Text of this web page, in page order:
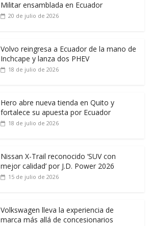
Militar ensamblada en Ecuador
20 de julio de 2026
Volvo reingresa a Ecuador de la mano de
Inchcape y lanza dos PHEV
18 de julio de 2026
Hero abre nueva tienda en Quito y
fortalece su apuesta por Ecuador
18 de julio de 2026
Nissan X-Trail reconocido ‘SUV con
mejor calidad’ por J.D. Power 2026
15 de julio de 2026
Volkswagen lleva la experiencia de
marca más allá de concesionarios